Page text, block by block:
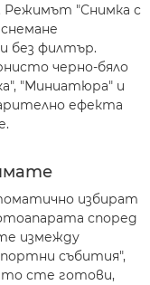
Режимът "Снимка с
без филтър.
черно-бяло
"Миниатюра" и
ефекта
избират
според
измежду
събития",
сте готови,